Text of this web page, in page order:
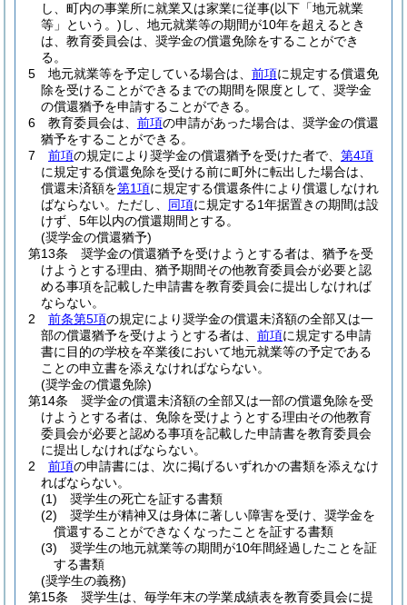
し、町内の事業所に就業又は家業に従事(以下「地元就業
等」という。) し、地元就業等の期間が10年を超えるとき
は、教育委員会は、奨学金の償還免除をすることができ
る。
5
地元就業等を予定している場合は、 前項に規定する償還免
除を受けることができるまでの期間を限度として、奨学金
の償還猶予を申請することができる。
6
教育委員会は、 前項の申請があった場合は、奨学金の償還
猶予をすることができる。
7
前項の規定により奨学金の償還猶予を受けた者で、 第4項
に規定する償還免除を受ける前に町外に転出した場合は、
償還未済額を第1項に規定する償還条件により償還しなけれ
ばならない。 ただし、 同項に規定する1年据置きの期間は設
けず、5年以内の償還期間とする。
(奨学金の償還猶予)
第13条
奨学金の償還猶予を受けようとする者は、猶予を受
けようとする理由、猶予期間その他教育委員会が必要と認
める事項を記載した申請書を教育委員会に提出しなければ
ならない。
2
前条第5項の規定により奨学金の償還未済額の全部又は一
部の償還猶予を受けようとする者は、 前項に規定する申請
書に目的の学校を卒業後において地元就業等の予定である
ことの申立書を添えなければならない。
(奨学金の償還免除)
第14条
奨学金の償還未済額の全部又は一部の償還免除を受
けようとする者は、免除を受けようとする理由その他教育
委員会が必要と認める事項を記載した申請書を教育委員会
に提出しなければならない。
2
前項の申請書には、次に掲げるいずれかの書類を添えなけ
ればならない。
(1)
奨学生の死亡を証する書類
(2)
奨学生が精神又は身体に著しい障害を受け、奨学金を
償還することができなくなったことを証する書類
(3)
奨学生の地元就業等の期間が10年間経過したことを証
する書類
(奨学生の義務)
第15条
奨学生は、毎学年末の学業成績表を教育委員会に提